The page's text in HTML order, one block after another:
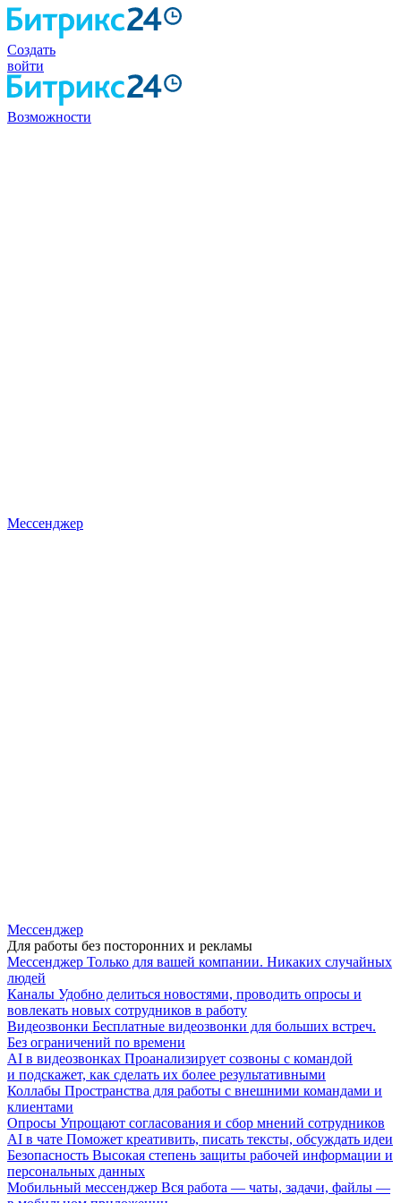
Создать
войти
Возможности
Мессенджер
Мессенджер
Для работы без посторонних и рекламы
Мессенджер Только для вашей компании. Никаких случайных
людей
Каналы Удобно делиться новостями, проводить опросы и
вовлекать новых сотрудников в работу
Видеозвонки Бесплатные видеозвонки для больших встреч.
Без ограничений по времени
AI в видеозвонках Проанализирует созвоны с командой
и подскажет, как сделать их более результативными
Коллабы Пространства для работы с внешними командами и
клиентами
Опросы Упрощают согласования и сбор мнений сотрудников
AI в чате Поможет креативить, писать тексты, обсуждать идеи
Безопасность Высокая степень защиты рабочей информации и
персональных данных
Мобильный мессенджер Вся работа — чаты, задачи, файлы —